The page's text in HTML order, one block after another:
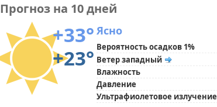
Прогноз на 10 дней
+33°
+23°
Ясно
Вероятность осадков 1%
Ветер западный
Влажность
Давление
Ультрафиолетовое излучение